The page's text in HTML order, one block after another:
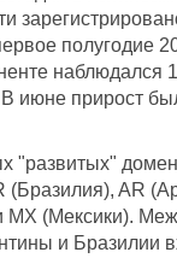
полугодие
наблюдался
В июне прирост
"развитых"
(Бразилия), AR
MX (Мексики).
и Бразилии